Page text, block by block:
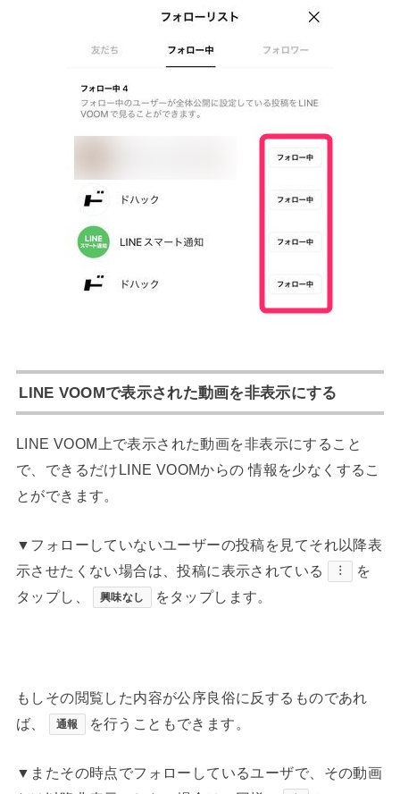
LINE VOOMで表示された動画を非表示にする
LINE VOOM上で表示された動画を非表示にすること
で、できるだけLINE VOOMからの 情報を少なくするこ
とができます。
▼フォローしていないユーザーの投稿を見てそれ以降表
示させたくない場合は、投稿に表示されている
︙
を
タップし、
興味なし をタップします。
もしその閲覧した内容が公序良俗に反するものであれ
ば、
通報 を行うこともできます。
▼またその時点でフォローしているユーザで、その動画